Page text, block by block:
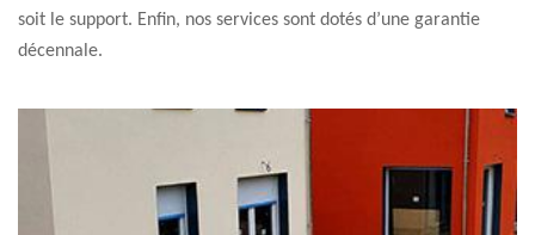
soit le support. Enfin, nos services sont dotés d’une garantie
décennale.